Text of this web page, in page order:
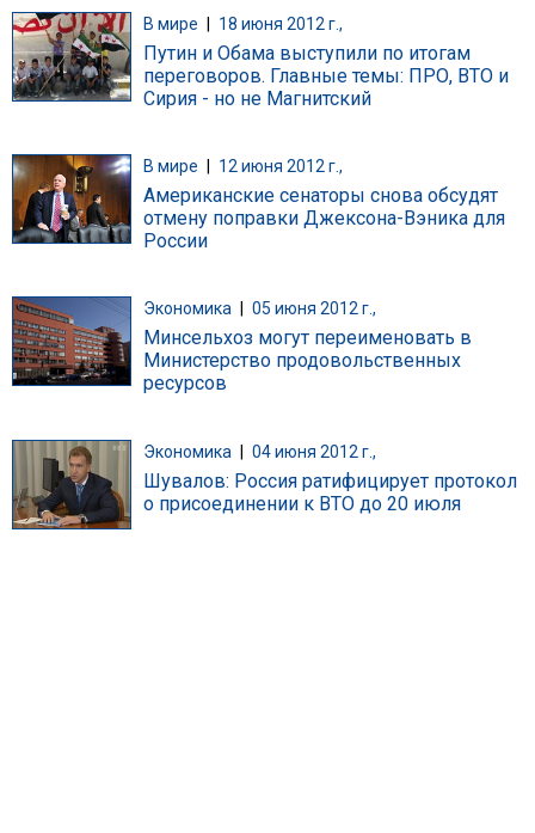
В мире 18 июня 2012 г.,
Путин и Обама выступили по итогам
переговоров. Главные темы: ПРО, ВТО и
Сирия - но не Магнитский
В мире 12 июня 2012 г.,
Американские сенаторы снова обсудят
отмену поправки Джексона-Вэника для
России
Экономика 05 июня 2012 г.,
Минсельхоз могут переименовать в
Министерство продовольственных
ресурсов
Экономика | 04 июня 2012 г.,
Шувалов: Россия ратифицирует протокол
о присоединении к ВТО до 20 июля